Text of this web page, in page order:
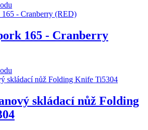
165 - Cranberry
skládací nůž Folding